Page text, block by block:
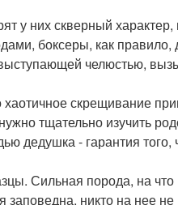
у них скверный
боксеры, как
челюстью,
скрещивание
тщательно изучить
дедушка - гарантия того,
Сильная порода, на
заповедна, никто на нее